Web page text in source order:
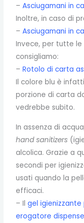
–Asciugamani in
Inoltre, in caso di
–Asciugamani in
Invece, per tutte
consigliamo:
–Rotolo di carta
Il colore blu è
porzione di carta
vedrebbe subito.
In assenza di
hand sanitizers
alcolica. Grazie a
secondi per
usati quando la
efficaci.
– Ilgel igienizzante
erogatore